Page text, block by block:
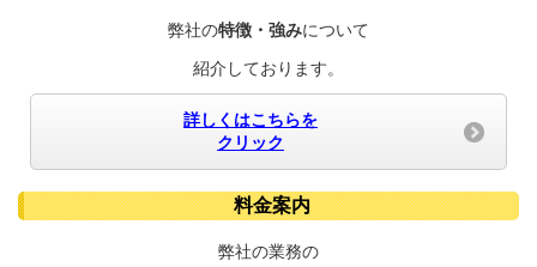
弊社の特徴・強みについて
紹介しております。
詳しくはこちらを
クリック
料金案内
弊社の業務の